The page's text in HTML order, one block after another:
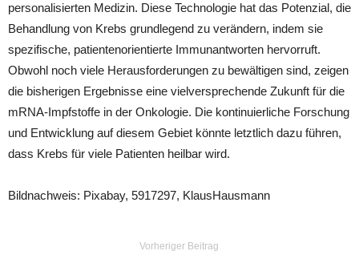
personalisierten Medizin. Diese Technologie hat das Potenzial, die
Behandlung von Krebs grundlegend zu verändern, indem sie
spezifische, patientenorientierte Immunantworten hervorruft.
Obwohl noch viele Herausforderungen zu bewältigen sind, zeigen
die bisherigen Ergebnisse eine vielversprechende Zukunft für die
mRNA-Impfstoffe in der Onkologie. Die kontinuierliche Forschung
und Entwicklung auf diesem Gebiet könnte letztlich dazu führen,
dass Krebs für viele Patienten heilbar wird.
Bildnachweis: Pixabay, 5917297, KlausHausmann
Vorheriger Beitrag